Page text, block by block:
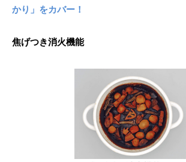
かり」をカバー！
焦げつき消火機能